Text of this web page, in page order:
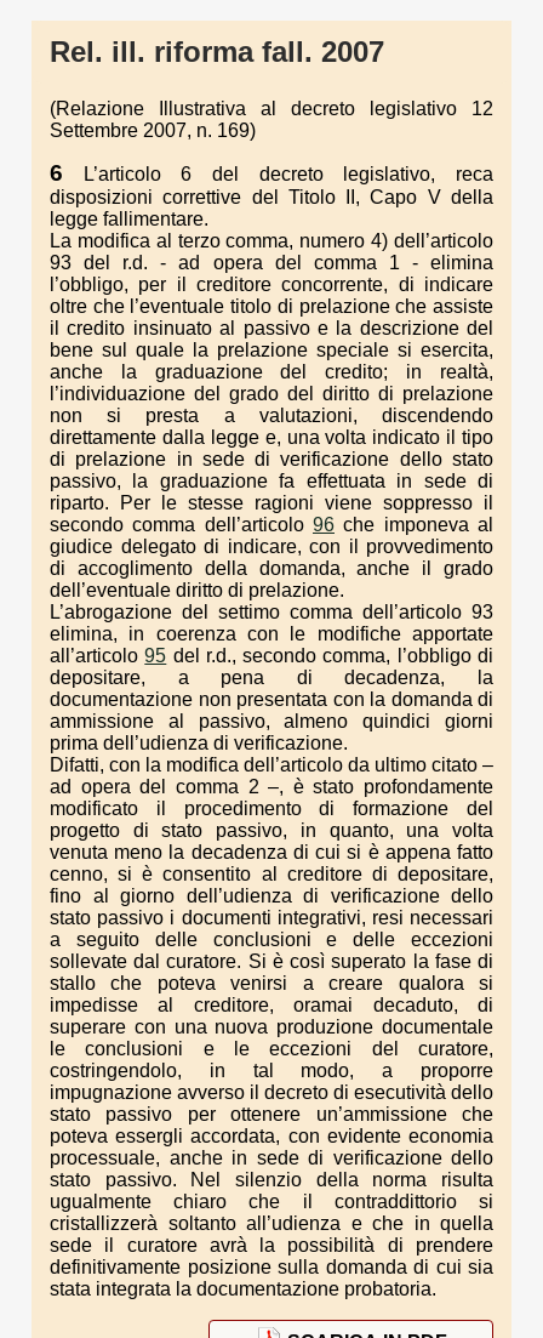
Rel. ill. riforma fall. 2007
(Relazione Illustrativa al decreto legislativo 12
Settembre 2007, n. 169)
6 L’articolo 6 del decreto legislativo, reca
disposizioni correttive del Titolo II, Capo V della
legge fallimentare.
La modifica al terzo comma, numero 4) dell’articolo
93 del r.d. - ad opera del comma 1 - elimina
l’obbligo, per il creditore concorrente, di indicare
oltre che l’eventuale titolo di prelazione che assiste
il credito insinuato al passivo e la descrizione del
bene sul quale la prelazione speciale si esercita,
anche la graduazione del credito; in realtà,
l’individuazione del grado del diritto di prelazione
non si presta a valutazioni, discendendo
direttamente dalla legge e, una volta indicato il tipo
di prelazione in sede di verificazione dello stato
passivo, la graduazione fa effettuata in sede di
riparto. Per le stesse ragioni viene soppresso il
secondo comma dell’articolo 96 che imponeva al
giudice delegato di indicare, con il provvedimento
di accoglimento della domanda, anche il grado
dell’eventuale diritto di prelazione.
L’abrogazione del settimo comma dell’articolo 93
elimina, in coerenza con le modifiche apportate
all’articolo95 del r.d., secondo comma, l’obbligo di
depositare, a pena di decadenza, la
documentazione non presentata con la domanda di
ammissione al passivo, almeno quindici giorni
prima dell’udienza di verificazione.
Difatti, con la modifica dell’articolo da ultimo citato –
ad opera del comma 2 –, è stato profondamente
modificato il procedimento di formazione del
progetto di stato passivo, in quanto, una volta
venuta meno la decadenza di cui si è appena fatto
cenno, si è consentito al creditore di depositare,
fino al giorno dell’udienza di verificazione dello
stato passivo i documenti integrativi, resi necessari
a seguito delle conclusioni e delle eccezioni
sollevate dal curatore. Si è così superato la fase di
stallo che poteva venirsi a creare qualora si
impedisse al creditore, oramai decaduto, di
superare con una nuova produzione documentale
le conclusioni e le eccezioni del curatore,
costringendolo, in tal modo, a proporre
impugnazione avverso il decreto di esecutività dello
stato passivo per ottenere un’ammissione che
poteva essergli accordata, con evidente economia
processuale, anche in sede di verificazione dello
stato passivo. Nel silenzio della norma risulta
ugualmente chiaro che il contraddittorio si
cristallizzerà soltanto all’udienza e che in quella
sede il curatore avrà la possibilità di prendere
definitivamente posizione sulla domanda di cui sia
stata integrata la documentazione probatoria.